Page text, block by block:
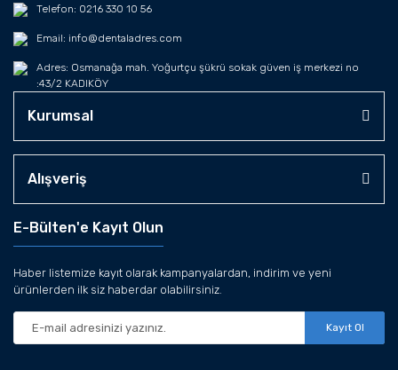
Telefon: 0216 330 10 56
Email: info@dentaladres.com
Adres: Osmanağa mah. Yoğurtçu şükrü sokak güven iş merkezi no
:43/2 KADIKÖY
Kurumsal
Alışveriş
E-Bülten'e Kayıt Olun
Haber listemize kayıt olarak kampanyalardan, indirim ve yeni
ürünlerden ilk siz haberdar olabilirsiniz.
Kayıt Ol